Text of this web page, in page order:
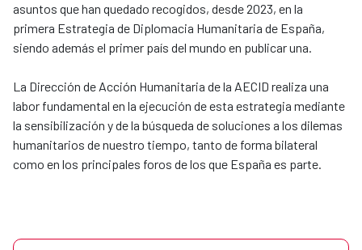
asuntos que han quedado recogidos, desde 2023, en la
primera Estrategia de Diplomacia Humanitaria de España,
siendo además el primer país del mundo en publicar una.
La Dirección de Acción Humanitaria de la AECID realiza una
labor fundamental en la ejecución de esta estrategia mediante
la sensibilización y de la búsqueda de soluciones a los dilemas
humanitarios de nuestro tiempo, tanto de forma bilateral
como en los principales foros de los que España es parte.